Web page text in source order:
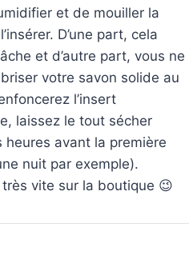
et de mouiller la
D’une part, cela
et d’autre part, vous ne
votre savon solide au
l’insert
laissez le tout sécher
heures avant la première
nuit par exemple).
vite sur la boutique 😉